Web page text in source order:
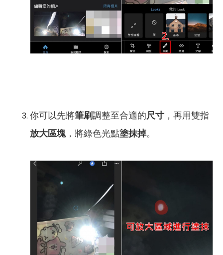
你可以先將筆刷調整至合適的尺寸 ，再用雙指
放大區塊，將綠色光點塗抹掉。